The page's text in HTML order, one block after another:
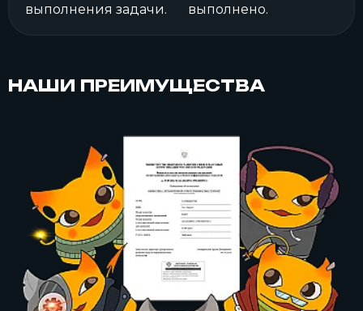
выполнения задачи.
выполнено.
НАШИ ПРЕИМУЩЕСТВА